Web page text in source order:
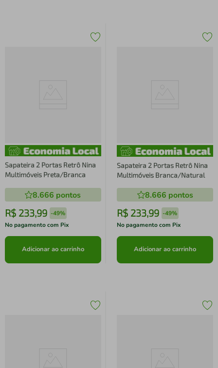
Sapateira 2 Portas Retrô Nina
Multimóveis Preta/Branca
8.666 pontos
R$ 233,99 -49%
No pagamento com Pix
Adicionar ao carrinho
Sapateira 2 Portas Retrô Nina
Multimóveis Branca/Natural
8.666 pontos
R$ 233,99 -49%
No pagamento com Pix
Adicionar ao carrinho